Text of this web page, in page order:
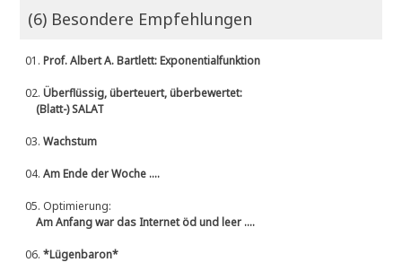
(6) Besondere Empfehlungen
01.Prof. Albert A. Bartlett: Exponentialfunktion
02.Überflüssig, überteuert, überbewertet:
(Blatt-) SALAT
03.Wachstum
04.Am Ende der Woche ....
05. Optimierung:
Am Anfang war das Internet öd und leer ....
06.*Lügenbaron*